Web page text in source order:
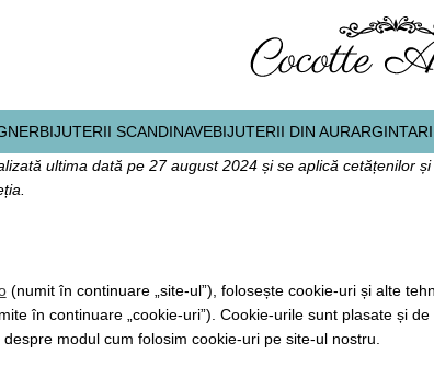
BIJUTERII SCANDINAVEBIJUTERII DIN AUR
ultima dată pe 27 august 2024 și se aplică cetățenilor
(numit în continuare „site-ul”), folosește cookie-uri și alte
în continuare „cookie-uri”). Cookie-urile sunt plasate și de
modul cum folosim cookie-uri pe site-ul nostru.